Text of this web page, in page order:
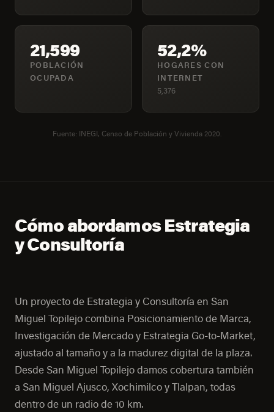
21,599
POBLACIÓN
OCUPADA
52,2%
HOGARES CON
INTERNET
5,376
Fuente: INEGI, Censo de Población y Vivienda 2020.
Cómo abordamos Estrategia
y Consultoría
Un proyecto de Estrategia y Consultoría en San
Miguel Topilejo combina Posicionamiento de Marca,
Investigación de Mercado y Estrategia Go-to-Market,
ajustado al tamaño y a la madurez digital de la plaza.
Desde San Miguel Topilejo damos cobertura también
a San Miguel Ajusco, Xochimilco y Tlalpan, todas
dentro de un radio de 10 km.